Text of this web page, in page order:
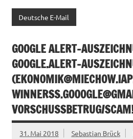
Deutsche E-Mail
GOOGLE ALERT-
GOOGLE.ALERT-
(
VORSCHUSSBETRUG/
31. Mai 2018 Sebastian Brück